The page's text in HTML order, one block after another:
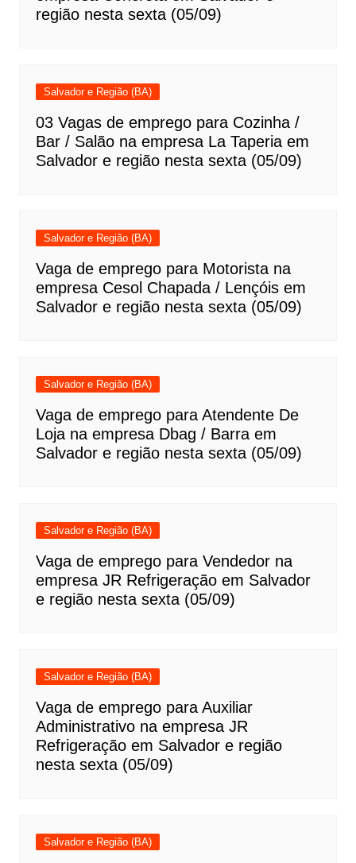
região nesta sexta (05/09)
Salvador e Região (BA)
03 Vagas de emprego para Cozinha /
Bar / Salão na empresa La Taperia em
Salvador e região nesta sexta (05/09)
Salvador e Região (BA)
Vaga de emprego para Motorista na
empresa Cesol Chapada / Lençóis em
Salvador e região nesta sexta (05/09)
Salvador e Região (BA)
Vaga de emprego para Atendente De
Loja na empresa Dbag / Barra em
Salvador e região nesta sexta (05/09)
Salvador e Região (BA)
Vaga de emprego para Vendedor na
empresa JR Refrigeração em Salvador
e região nesta sexta (05/09)
Salvador e Região (BA)
Vaga de emprego para Auxiliar
Administrativo na empresa JR
Refrigeração em Salvador e região
nesta sexta (05/09)
Salvador e Região (BA)